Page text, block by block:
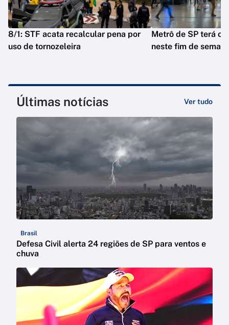
8/1: STF acata recalcular pena por
uso de tornozeleira
Metrô de SP terá
neste fim de
Últimas notícias Ver tudo
Brasil
Defesa Civil alerta 24 regiões de SP para ventos e
chuva